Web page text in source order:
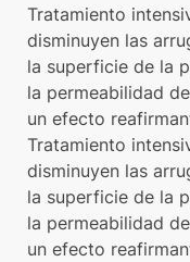
Tratamiento
disminuyen las
la superficie de la
la permeabilidad
un efecto
Tratamiento
disminuyen las
la superficie de la
la permeabilidad
un efecto